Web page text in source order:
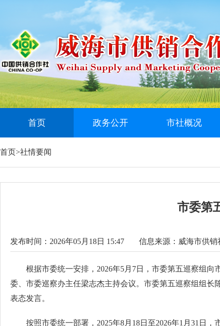
首页 政务公开 市社概况
首页>社情要闻
市委第
发布时间：2026年05月18日 15:47 信息来源： 威海市供销
根据市委统一安排，2026年5月7日，市委第五巡察组
委、市委巡察办主任梁志杰主持会议。市委第五巡察组组
表态发言。
按照市委统一部署，2025年8月18日至2026年1月31日